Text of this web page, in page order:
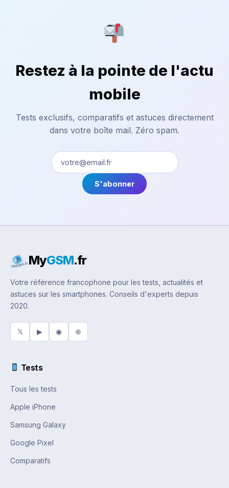
Restez à la pointe de l'actu
mobile
Tests exclusifs, comparatifs et astuces directement
dans votre boîte mail. Zéro spam.
S'abonner
MyGSM.fr
Votre référence francophone pour les tests, actualités et
astuces sur les smartphones. Conseils d'experts depuis
2020.
𝕏 ▶ ◉ ⊕
Tests
Tous les tests
Apple iPhone
Samsung Galaxy
Google Pixel
Comparatifs